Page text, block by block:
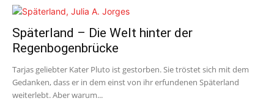
Späterland – Die Welt hinter der
Regenbogenbrücke
Tarjas geliebter Kater Pluto ist gestorben. Sie tröstet sich mit dem
Gedanken, dass er in dem einst von ihr erfundenen Späterland
weiterlebt. Aber warum...